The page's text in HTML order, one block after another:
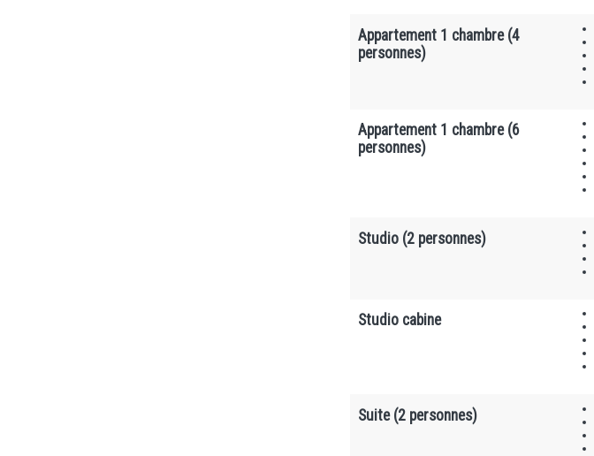
Appartement 1 chambre (4
personnes)
Appartement 1 chambre (6
personnes)
Studio (2 personnes)
Studio cabine
Suite (2 personnes)